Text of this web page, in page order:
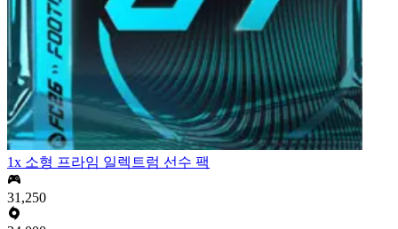
1x 소형 프라임 일렉트럼 선수 팩
31,250